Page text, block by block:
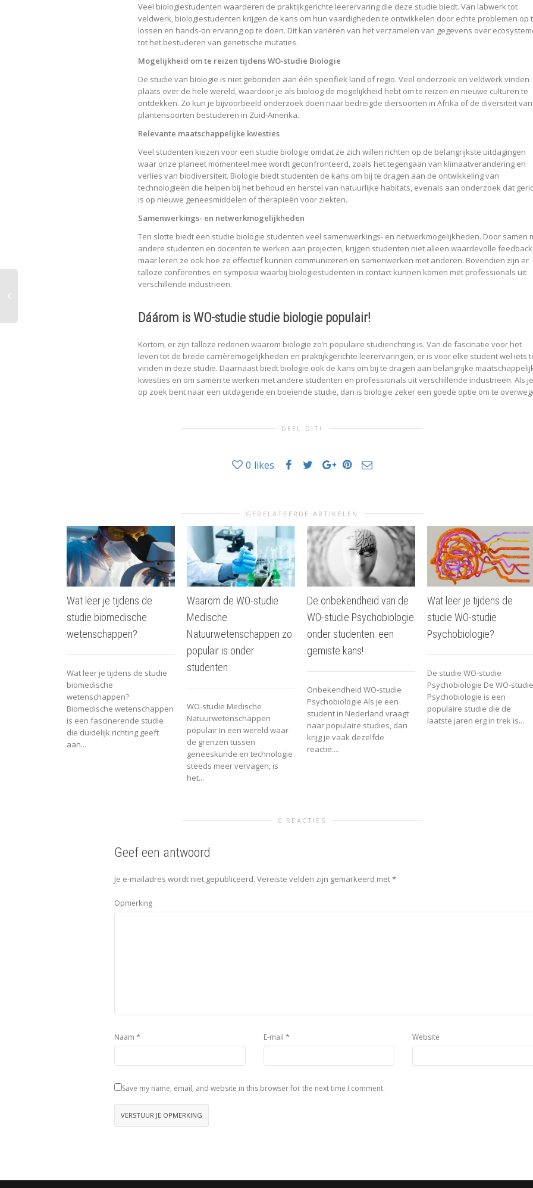
Veel biologiestudenten waarderen de praktijkgerichte leerervaring die deze studie biedt. Van labwerk tot
veldwerk, biologiestudenten krijgen de kans om hun vaardigheden te ontwikkelen door echte problemen op
lossen en hands-on ervaring op te doen. Dit kan variëren van het verzamelen van gegevens over
tot het bestuderen van genetische mutaties.
Mogelijkheid om te reizen tijdens WO-studie Biologie
De studie van biologie is niet gebonden aan één specifiek land of regio. Veel onderzoek en veldwerk vinden
plaats over de hele wereld, waardoor je als bioloog de mogelijkheid hebt om te reizen en nieuwe culturen te
ontdekken. Zo kun je bijvoorbeeld onderzoek doen naar bedreigde diersoorten in Afrika of de diversiteit van
plantensoorten bestuderen in Zuid-Amerika.
Relevante maatschappelijke kwesties
Veel studenten kiezen voor een studie biologie omdat ze zich willen richten op de belangrijkste uitdagingen
waar onze planeet momenteel mee wordt geconfronteerd, zoals het tegengaan van klimaatverandering en
verlies van biodiversiteit. Biologie biedt studenten de kans om bij te dragen aan de ontwikkeling van
technologieën die helpen bij het behoud en herstel van natuurlijke habitats, evenals aan onderzoek dat
is op nieuwe geneesmiddelen of therapieën voor ziekten.
Samenwerkings- en netwerkmogelijkheden
Ten slotte biedt een studie biologie studenten veel samenwerkings- en netwerkmogelijkheden. Door samen
andere studenten en docenten te werken aan projecten, krijgen studenten niet alleen waardevolle
maar leren ze ook hoe ze effectief kunnen communiceren en samenwerken met anderen. Bovendien zijn er
talloze conferenties en symposia waarbij biologiestudenten in contact kunnen komen met professionals uit
verschillende industrieën.
Dáárom is WO-studie studie biologie populair!
Kortom, er zijn talloze redenen waarom biologie zo’n populaire studierichting is. Van de fascinatie voor het
leven tot de brede carrièremogelijkheden en praktijkgerichte leerervaringen, er is voor elke student wel iets
vinden in deze studie. Daarnaast biedt biologie ook de kans om bij te dragen aan belangrijke
kwesties en om samen te werken met andere studenten en professionals uit verschillende industrieën. Als je
op zoek bent naar een uitdagende en boeiende studie, dan is biologie zeker een goede optie om te
DEEL DIT!
0 likes
GERELATEERDE ARTIKELEN
Wat leer je tijdens de
studie biomedische
wetenschappen?
Wat leer je tijdens de studie
biomedische
wetenschappen?
Biomedische wetenschappen
is een fascinerende studie
die duidelijk richting geeft
aan...
Waarom de WO-studie
Medische
Natuurwetenschappen zo
populair is onder
studenten
WO-studie Medische
Natuurwetenschappen
populair In een wereld waar
de grenzen tussen
geneeskunde en technologie
steeds meer vervagen, is
het...
De onbekendheid van de
WO-studie Psychobiologie
onder studenten: een
gemiste kans!
Onbekendheid WO-studie
Psychobiologie Als je een
student in Nederland vraagt
naar populaire studies, dan
krijg je vaak dezelfde
reactie:...
Wat leer je tijdens de
studie WO-studie
Psychobiologie?
De studie WO-studie
Psychobiologie De WO-studie
Psychobiologie is een
populaire studie die de
laatste jaren erg in trek is...
0 REACTIES
Geef een antwoord
Je e-mailadres wordt niet gepubliceerd. Vereiste velden zijn gemarkeerd met*
Opmerking
Naam * E-mail * Website
Save my name, email, and website in this browser for the next time I comment.